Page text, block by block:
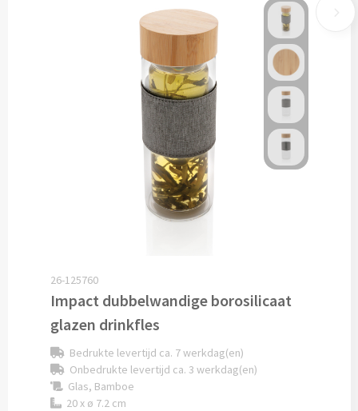
Chips & Nootjes bedrukken
Pepernoten & Strooigoed
Schrijfwaren & Kantoorartikelen
Houten balpennen bedrukken
Touchpennen bedrukken
Luxe pennen bedrukken
Alle schrijfwaren & pennen
26-125760
Impact dubbelwandige borosilicaat
glazen drinkfles
Bedrukte levertijd ca. 7 werkdag(en)
Onbedrukte levertijd ca. 3 werkdag(en)
Glas, Bamboe
20 x ø 7.2 cm